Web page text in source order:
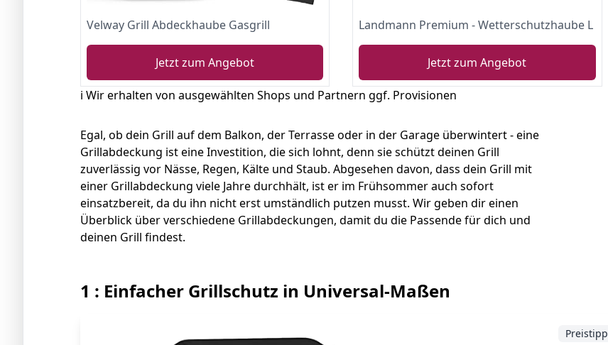
Velway Grill Abdeckhaube Gasgrill
Jetzt zum Angebot
Landmann Premium - Wetterschutzhaube L
Jetzt zum Angebot
ℹ️ Wir erhalten von ausgewählten Shops und Partnern ggf. Provisionen
Egal, ob dein Grill auf dem Balkon, der Terrasse oder in der Garage überwintert - eine
Grillabdeckung ist eine Investition, die sich lohnt, denn sie schützt deinen Grill
zuverlässig vor Nässe, Regen, Kälte und Staub. Abgesehen davon, dass dein Grill mit
einer Grillabdeckung viele Jahre durchhält, ist er im Frühsommer auch sofort
einsatzbereit, da du ihn nicht erst umständlich putzen musst. Wir geben dir einen
Überblick über verschiedene Grillabdeckungen, damit du die Passende für dich und
deinen Grill findest.
1 : Einfacher Grillschutz in Universal-Maßen
Preistipp